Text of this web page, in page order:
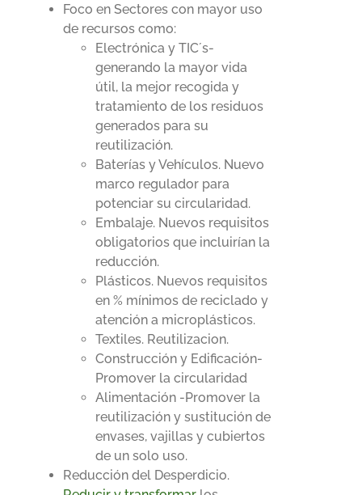
Foco en Sectores con mayor uso
de recursos como:
Electrónica y TIC´s-
generando la mayor vida
útil, la mejor recogida y
tratamiento de los residuos
generados para su
reutilización.
Baterías y Vehículos. Nuevo
marco regulador para
potenciar su circularidad.
Embalaje. Nuevos requisitos
obligatorios que incluirían la
reducción.
Plásticos. Nuevos requisitos
en % mínimos de reciclado y
atención a microplásticos.
Textiles. Reutilizacion.
Construcción y Edificación-
Promover la circularidad
Alimentación -Promover la
reutilización y sustitución de
envases, vajillas y cubiertos
de un solo uso.
Reducción del Desperdicio.